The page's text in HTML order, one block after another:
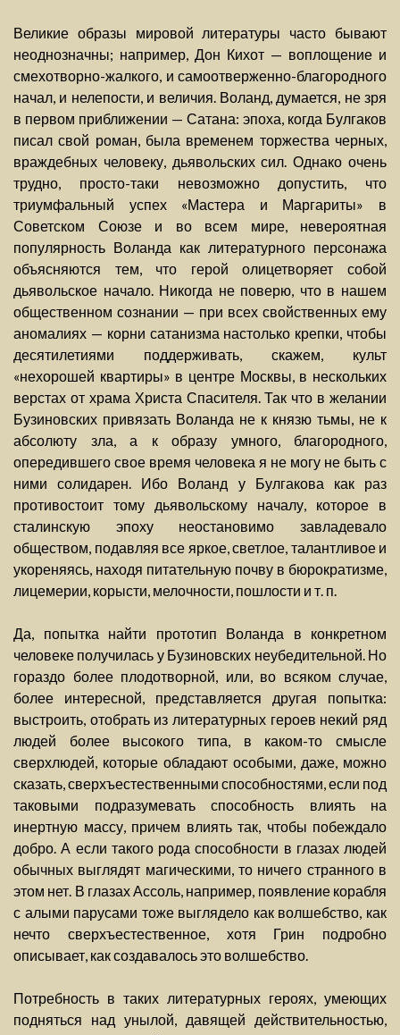
Великие образы мировой литературы часто бывают
неоднозначны; например, Дон Кихот — воплощение и
смехотворно-жалкого, и самоотверженно-благородного
начал, и нелепости, и величия. Воланд, думается, не зря
в первом приближении — Сатана: эпоха, когда Булгаков
писал свой роман, была временем торжества черных,
враждебных человеку, дьявольских сил. Однако очень
трудно, просто-таки невозможно допустить, что
триумфальный успех «Мастера и Маргариты» в
Советском Союзе и во всем мире, невероятная
популярность Воланда как литературного персонажа
объясняются тем, что герой олицетворяет собой
дьявольское начало. Никогда не поверю, что в нашем
общественном сознании — при всех свойственных ему
аномалиях — корни сатанизма настолько крепки, чтобы
десятилетиями поддерживать, скажем, культ
«нехорошей квартиры» в центре Москвы, в нескольких
верстах от храма Христа Спасителя. Так что в желании
Бузиновских привязать Воланда не к князю тьмы, не к
абсолюту зла, а к образу умного, благородного,
опередившего свое время человека я не могу не быть с
ними солидарен. Ибо Воланд у Булгакова как раз
противостоит тому дьявольскому началу, которое в
сталинскую эпоху неостановимо завладевало
обществом, подавляя все яркое, светлое, талантливое и
укореняясь, находя питательную почву в бюрократизме,
лицемерии, корысти, мелочности, пошлости и т. п.
Да, попытка найти прототип Воланда в конкретном
человеке получилась у Бузиновских неубедительной. Но
гораздо более плодотворной, или, во всяком случае,
более интересной, представляется другая попытка:
выстроить, отобрать из литературных героев некий ряд
людей более высокого типа, в каком-то смысле
сверхлюдей, которые обладают особыми, даже, можно
сказать, сверхъестественными способностями, если под
таковыми подразумевать способность влиять на
инертную массу, причем влиять так, чтобы побеждало
добро. А если такого рода способности в глазах людей
обычных выглядят магическими, то ничего странного в
этом нет. В глазах Ассоль, например, появление корабля
с алыми парусами тоже выглядело как волшебство, как
нечто сверхъестественное, хотя Грин подробно
описывает, как создавалось это волшебство.
Потребность в таких литературных героях, умеющих
подняться над унылой, давящей действительностью,